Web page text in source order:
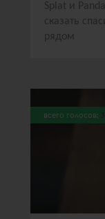
Splat и
сказать
рядом
всего голосов: